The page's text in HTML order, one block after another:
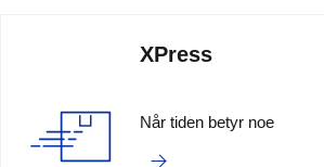
XPress
Når tiden betyr noe